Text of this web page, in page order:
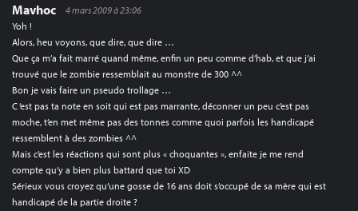
Mavhoc
4 mars 2009 à 23:06
Yoh !
Alors, heu voyons, que dire, que dire …
Que ça m’a fait marré quand même, enfin un peu comme d’hab, et que j’ai
trouvé que le zombie ressemblait au monstre de 300 ^^
Bon je vais faire un pseudo trollage …
C ‘est pas ta note en soit qui est pas marrante, déconner un peu c’est pas
moche, t’en met même pas des tonnes comme quoi parfois les handicapé
ressemblent à des zombies ^^
Mais c’est les réactions qui sont plus « choquantes », enfaite je me rend
compte qu’y a bien plus battard que toi XD
Sérieux vous croyez qu’une gosse de 16 ans doit s’occupé de sa mère qui est
handicapé de la partie droite ?